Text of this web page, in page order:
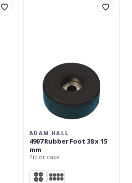
ADAM HALL
4907 Rubber Foot 38 x 15
mm
Picior case